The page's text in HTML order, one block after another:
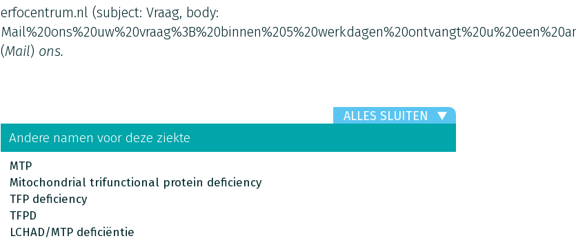
erfocentrum.nl (subject: Vraag, body:
(Mail) ons.
ALLES SLUITEN
Andere namen voor deze ziekte
MTP
Mitochondrial trifunctional protein deficiency
TFP deficiency
TFPD
LCHAD/MTP deficiëntie